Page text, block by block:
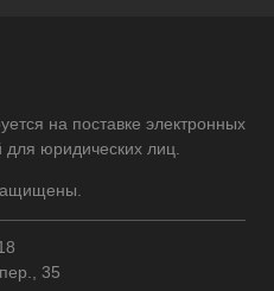
на поставке электронных
юридических лиц.
35